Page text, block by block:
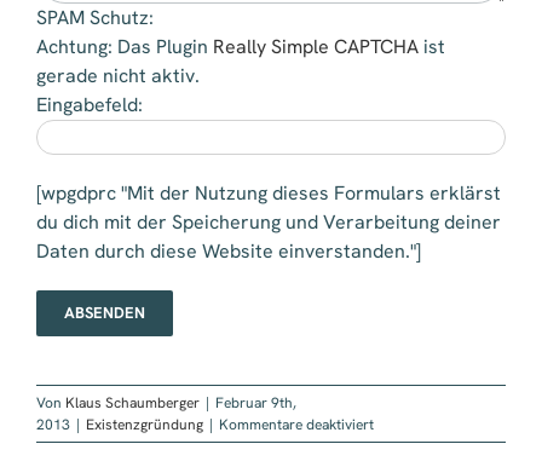
SPAM Schutz:
Achtung: Das Plugin Really Simple CAPTCHA ist
gerade nicht aktiv.
Eingabefeld:
[wpgdprc "Mit der Nutzung dieses Formulars erklärst
du dich mit der Speicherung und Verarbeitung deiner
Daten durch diese Website einverstanden."]
Von Klaus Schaumberger | Februar 9th,
2013 | Existenzgründung | Kommentare deaktiviertfür